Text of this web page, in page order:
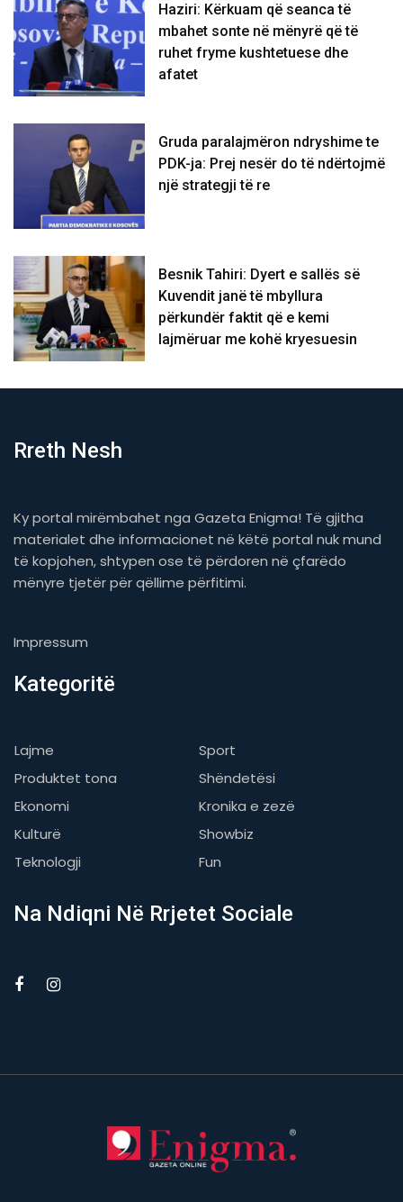
Haziri: Kërkuam që seanca të
mbahet sonte në mënyrë që të
ruhet fryme kushtetuese dhe
afatet
Gruda paralajmëron ndryshime te
PDK-ja: Prej nesër do të ndërtojmë
një strategji të re
Besnik Tahiri: Dyert e sallës së
Kuvendit janë të mbyllura
përkundër faktit që e kemi
lajmëruar me kohë kryesuesin
Rreth Nesh
Ky portal mirëmbahet nga Gazeta Enigma! Të gjitha
materialet dhe informacionet në këtë portal nuk mund
të kopjohen, shtypen ose të përdoren në çfarëdo
mënyre tjetër për qëllime përfitimi.
Impressum
Kategoritë
Lajme
Sport
Produktet tona
Shëndetësi
Ekonomi
Kronika e zezë
Kulturë
Showbiz
Teknologji
Fun
Na Ndiqni Në Rrjetet Sociale